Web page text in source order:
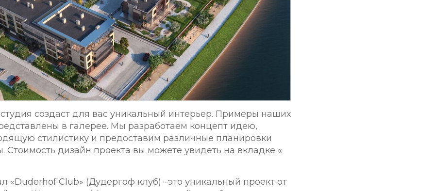
создаст для вас уникальный интерьер. Примеры наших
в галерее. Мы разработаем концепт идею,
стилистику и предоставим различные планировки
Стоимость дизайн проекта вы можете увидеть на вкладке «
«Duderhof Club» (Дудергоф клуб) –это уникальный проект от